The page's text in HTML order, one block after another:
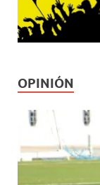
OPINIÓN